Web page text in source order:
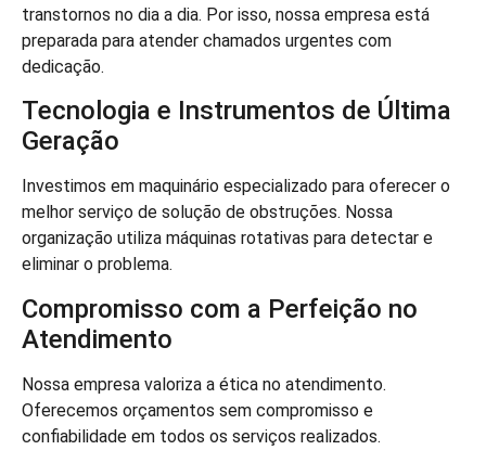
transtornos no dia a dia. Por isso, nossa empresa está
preparada para atender chamados urgentes com
dedicação.
Tecnologia e Instrumentos de Última
Geração
Investimos em maquinário especializado para oferecer o
melhor serviço de solução de obstruções. Nossa
organização utiliza máquinas rotativas para detectar e
eliminar o problema.
Compromisso com a Perfeição no
Atendimento
Nossa empresa valoriza a ética no atendimento.
Oferecemos orçamentos sem compromisso e
confiabilidade em todos os serviços realizados.